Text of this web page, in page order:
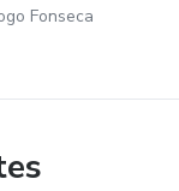
Fonseca